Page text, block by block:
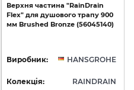
Верхня частина "RainDrain
Flex" для душового трапу 900
мм Brushed Bronze (56045140)
Виробник: HANSGROHE
Колекція: RAINDRAIN